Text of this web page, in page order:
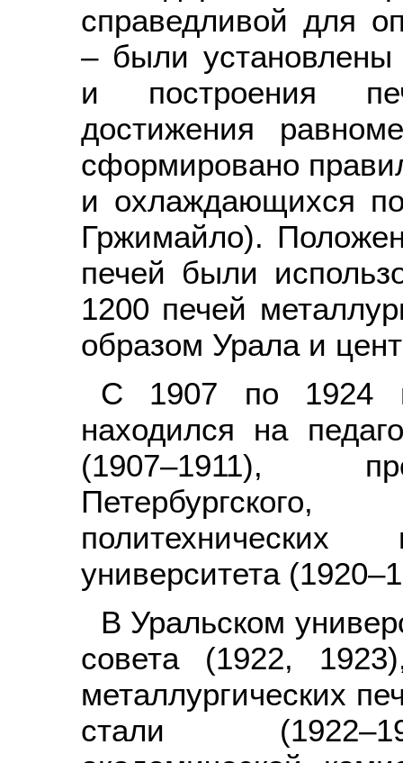
справедливой для
– были установлены
и построения
достижения
сформировано
и охлаждающихся
Гржимайло).
печей были
1200 печей
образом Урала и
С 1907 по 1924
находился на
(1907–1911),
политехнических
университета
В Уральском
совета (1922,
металлургических
стали